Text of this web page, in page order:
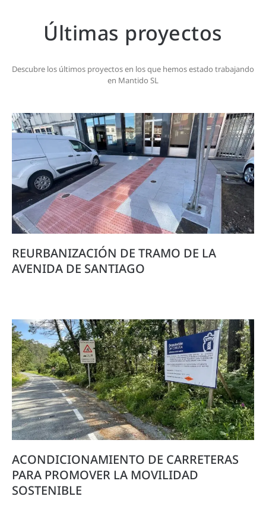
Últimas proyectos
Descubre los últimos proyectos en los que hemos estado trabajando
en Mantido SL
REURBANIZACIÓN DE TRAMO DE LA
AVENIDA DE SANTIAGO
ACONDICIONAMIENTO DE CARRETERAS
PARA PROMOVER LA MOVILIDAD
SOSTENIBLE